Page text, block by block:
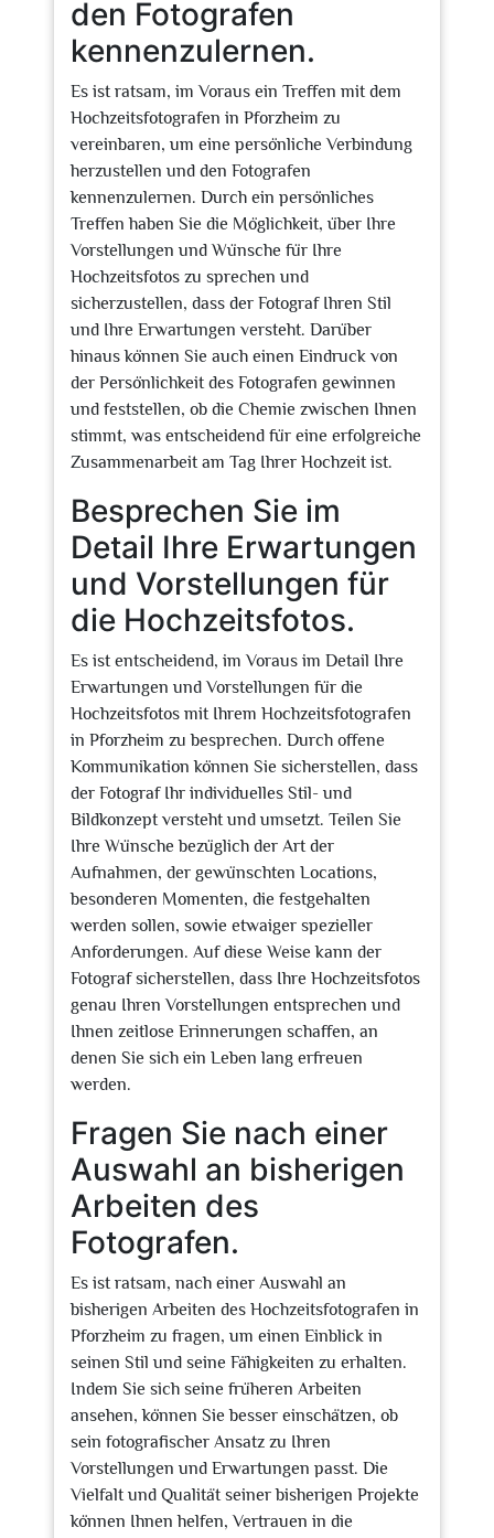
den Fotografen
kennenzulernen.
Es ist ratsam, im Voraus ein Treffen mit dem
Hochzeitsfotografen in Pforzheim zu
vereinbaren, um eine persönliche Verbindung
herzustellen und den Fotografen
kennenzulernen. Durch ein persönliches
Treffen haben Sie die Möglichkeit, über Ihre
Vorstellungen und Wünsche für Ihre
Hochzeitsfotos zu sprechen und
sicherzustellen, dass der Fotograf Ihren Stil
und Ihre Erwartungen versteht. Darüber
hinaus können Sie auch einen Eindruck von
der Persönlichkeit des Fotografen gewinnen
und feststellen, ob die Chemie zwischen Ihnen
stimmt, was entscheidend für eine erfolgreiche
Zusammenarbeit am Tag Ihrer Hochzeit ist.
Besprechen Sie im
Detail Ihre Erwartungen
und Vorstellungen für
die Hochzeitsfotos.
Es ist entscheidend, im Voraus im Detail Ihre
Erwartungen und Vorstellungen für die
Hochzeitsfotos mit Ihrem Hochzeitsfotografen
in Pforzheim zu besprechen. Durch offene
Kommunikation können Sie sicherstellen, dass
der Fotograf Ihr individuelles Stil- und
Bildkonzept versteht und umsetzt. Teilen Sie
Ihre Wünsche bezüglich der Art der
Aufnahmen, der gewünschten Locations,
besonderen Momenten, die festgehalten
werden sollen, sowie etwaiger spezieller
Anforderungen. Auf diese Weise kann der
Fotograf sicherstellen, dass Ihre Hochzeitsfotos
genau Ihren Vorstellungen entsprechen und
Ihnen zeitlose Erinnerungen schaffen, an
denen Sie sich ein Leben lang erfreuen
werden.
Fragen Sie nach einer
Auswahl an bisherigen
Arbeiten des
Fotografen.
Es ist ratsam, nach einer Auswahl an
bisherigen Arbeiten des Hochzeitsfotografen in
Pforzheim zu fragen, um einen Einblick in
seinen Stil und seine Fähigkeiten zu erhalten.
Indem Sie sich seine früheren Arbeiten
ansehen, können Sie besser einschätzen, ob
sein fotografischer Ansatz zu Ihren
Vorstellungen und Erwartungen passt. Die
Vielfalt und Qualität seiner bisherigen Projekte
können Ihnen helfen, Vertrauen in die